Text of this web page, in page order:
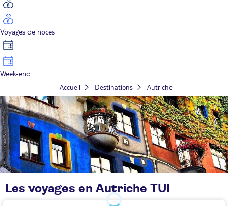
Voyages de noces
Week-end
Accueil Destinations Autriche
Les voyages en Autriche TUI